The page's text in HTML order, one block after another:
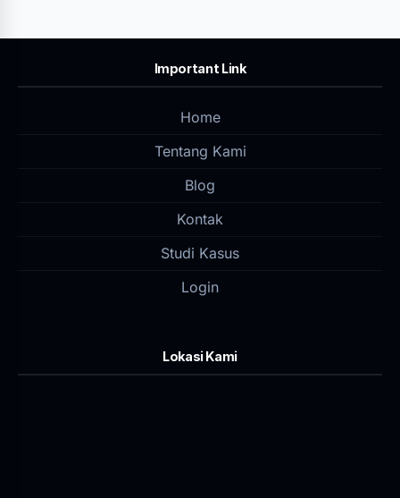
Important Link
Home
Tentang Kami
Blog
Kontak
Studi Kasus
Login
Lokasi Kami